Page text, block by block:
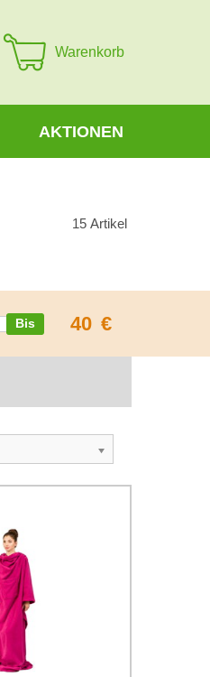
Anmelden
Warenkorb
AKTIONEN
15 Artikel
40 €